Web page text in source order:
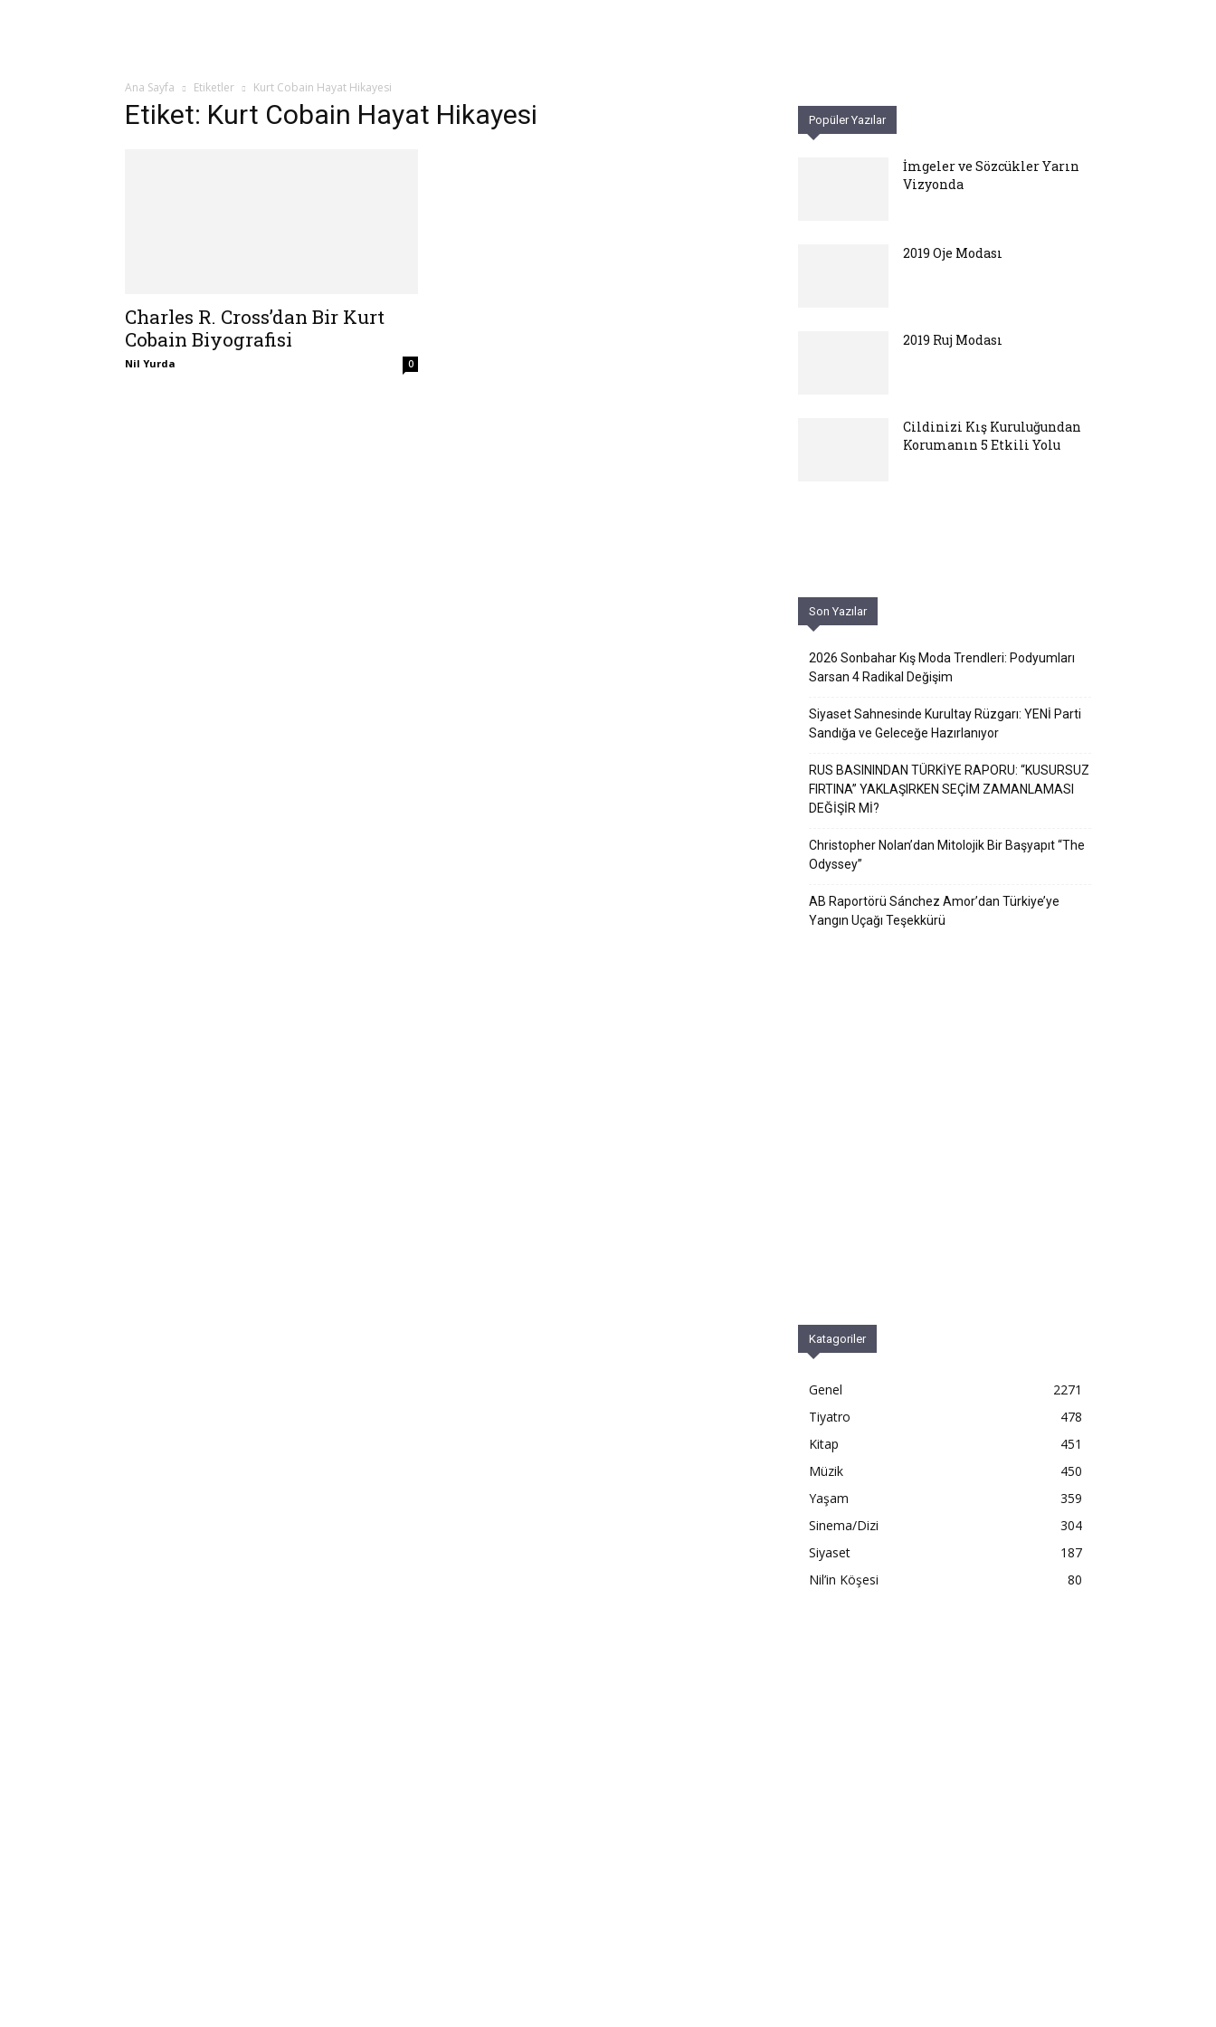
Ana Sayfa Etiketler Kurt Cobain Hayat Hikayesi
Etiket: Kurt Cobain Hayat Hikayesi
Charles R. Cross’dan Bir Kurt
Cobain Biyografisi
Nil Yurda 0
Popüler Yazılar
İmgeler ve Sözcükler Yarın
Vizyonda
2019 Oje Modası
2019 Ruj Modası
Cildinizi Kış Kuruluğundan
Korumanın 5 Etkili Yolu
Son Yazılar
2026 Sonbahar Kış Moda Trendleri: Podyumları
Sarsan 4 Radikal Değişim
Siyaset Sahnesinde Kurultay Rüzgarı: YENİ Parti
Sandığa ve Geleceğe Hazırlanıyor
RUS BASININDAN TÜRKİYE RAPORU: “KUSURSUZ
FIRTINA” YAKLAŞIRKEN SEÇİM ZAMANLAMASI
DEĞİŞİR Mİ?
Christopher Nolan’dan Mitolojik Bir Başyapıt “The
Odyssey”
AB Raportörü Sánchez Amor’dan Türkiye’ye
Yangın Uçağı Teşekkürü
Katagoriler
Genel
2271
Tiyatro
478
Kitap
451
Müzik
450
Yaşam
359
Sinema/Dizi
304
Siyaset
187
Nil’in Köşesi
80